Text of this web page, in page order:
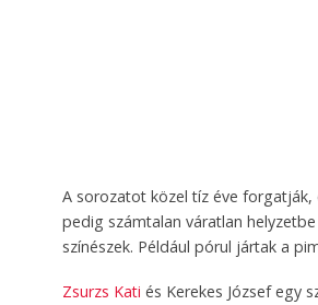
A sorozatot közel tíz éve forgatják,
pedig számtalan váratlan
színészek. Például pórul jártak a
Zsurzs Kati és Kerekes József egy